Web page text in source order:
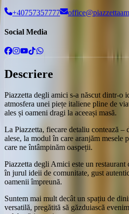
+40757357777
Social Media
Descriere
Piazzetta degli amici s-a născut dintr-o
atmosfera unei piețe italiene pline de
ales și oameni dragi la aceeași masă.
La Piazzetta, fiecare detaliu contează –
alese, la modul în care aranjăm mesele
care ne întâmpinăm oaspeții.
Piazzetta degli Amici este un
în jurul ideii de comunitate, gust
oamenii împreună.
Suntem mai mult decât un spațiu de
versatilă, pregătită să găzduiască